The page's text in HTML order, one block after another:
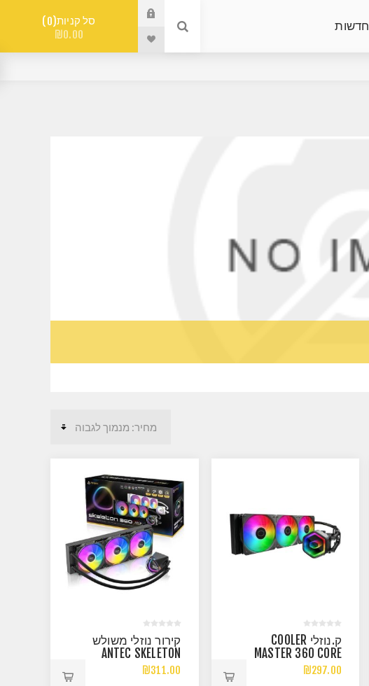
חדשות סל קניות 0
₪0.00
ק.נוזלי COOLER
MASTER 360 CORE
II BLACK 280W TDP
₪297.00
קירור נוזלי משולש
ANTEC SKELETON
360 ARGB BLACK
₪311.00